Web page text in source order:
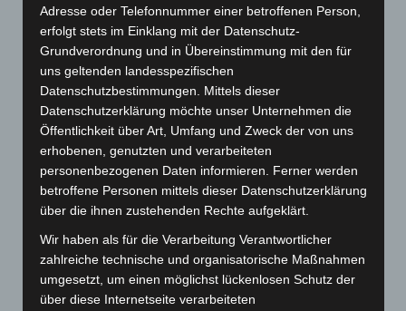
Alle Papiersorten zum Anfassen für eine Schutzgebühr
von 10 €. Einfachhierbestellen.
PAPIERMUSTERBUCH
PRODUKTE
Jupp Visitenkarten
Adresse oder Telefonnummer einer betroffenen Person,
erfolgt stets im Einklang mit der Datenschutz-
Grundverordnung und in Übereinstimmung mit den für
uns geltenden landesspezifischen
Datenschutzbestimmungen. Mittels dieser
Datenschutzerklärung möchte unser Unternehmen die
Öffentlichkeit über Art, Umfang und Zweck der von uns
erhobenen, genutzten und verarbeiteten
personenbezogenen Daten informieren. Ferner werden
betroffene Personen mittels dieser Datenschutzerklärung
über die ihnen zustehenden Rechte aufgeklärt.
Wir haben als für die Verarbeitung Verantwortlicher
zahlreiche technische und organisatorische Maßnahmen
umgesetzt, um einen möglichst lückenlosen Schutz der
über diese Internetseite verarbeiteten